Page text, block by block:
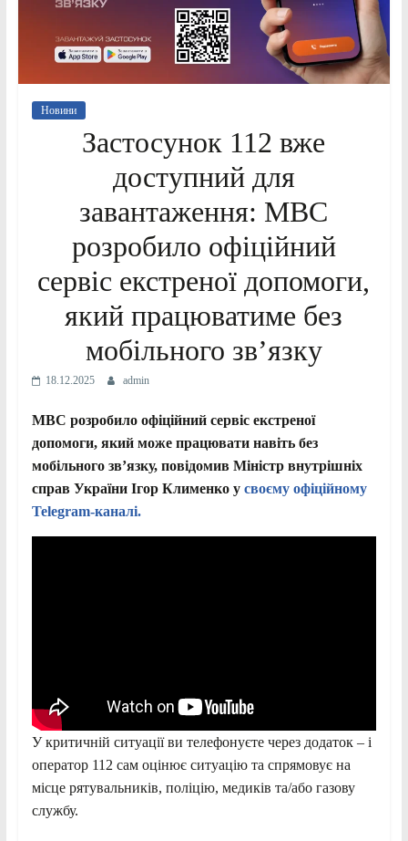
Новини
Застосунок 112 вже
доступний для
завантаження: МВС
розробило офіційний
сервіс екстреної допомоги,
який працюватиме без
мобільного зв’язку
18.12.2025 admin
МВС розробило офіційний сервіс екстреної
допомоги, який може працювати навіть без
мобільного зв’язку, повідомив Міністр внутрішніх
справ України Ігор Клименко у своєму офіційному
Telegram-каналі.
У критичній ситуації ви телефонуєте через додаток – і
оператор 112 сам оцінює ситуацію та спрямовує на
місце рятувальників, поліцію, медиків та/або газову
службу.